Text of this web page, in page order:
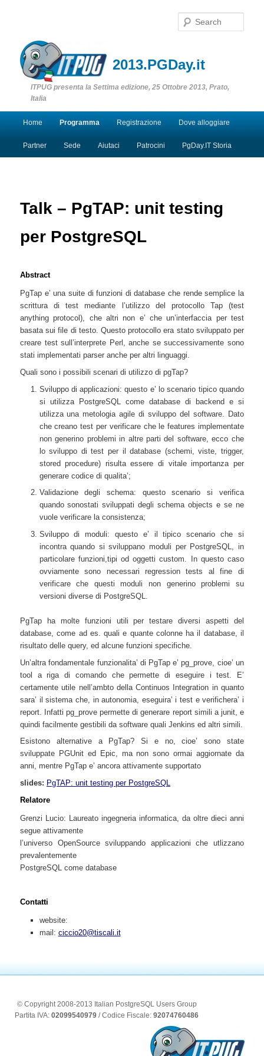
2013.PGDay.it
ITPUG presenta la Settima edizione, 25 Ottobre 2013, Prato,
Italia
Skip to primary content
Skip to secondary content
Home Programma Registrazione Dove alloggiare
Partner Sede Aiutaci Patrocini PgDay.IT Storia
Talk – PgTAP: unit testing
per PostgreSQL
Abstract
PgTap e’ una suite di funzioni di database che rende semplice la
scrittura di test mediante l’utilizzo del protocollo Tap (test
anything protocol), che altri non e’ che un’interfaccia per test
basata sui file di testo. Questo protocollo era stato sviluppato per
creare test sull’interprete Perl, anche se successivamente sono
stati implementati parser anche per altri linguaggi.
Quali sono i possibili scenari di utilizzo di pgTap?
Sviluppo di applicazioni: questo e’ lo scenario tipico quando
si utilizza PostgreSQL come database di backend e si
utilizza una metologia agile di sviluppo del software. Dato
che creano test per verificare che le features implementate
non generino problemi in altre parti del software, ecco che
lo sviluppo di test per il database (schemi, viste, trigger,
stored procedure) risulta essere di vitale importanza per
generare codice di qualita’;
Validazione degli schema: questo scenario si verifica
quando sonostati sviluppati degli schema objects e se ne
vuole verificare la consistenza;
Sviluppo di moduli: questo e’ il tipico scenario che si
incontra quando si sviluppano moduli per PostgreSQL, in
particolare funzioni,tipi od oggetti custom. In questo caso
ovviamente sono necessari regression tests al fine di
verificare che questi moduli non generino problemi su
versioni diverse di PostgreSQL.
PgTap ha molte funzioni utili per testare diversi aspetti del
database, come ad es. quali e quante colonne ha il database, il
risultato delle query, ed alcune funzioni specifiche.
Un’altra fondamentale funzionalita’ di PgTap e’ pg_prove, cioe’ un
tool a riga di comando che permette di eseguire i test. E’
certamente utile nell’ambto della Continuos Integration in quanto
sara’ il sistema che, in autonomia, eseguira’ i test e verifichera’ i
report. Infatti pg_prove permette di generare report simili a junit, e
quindi facilmente gestibili da software quali Jenkins ed altri simili.
Esistono alternative a PgTap? Si e no, cioe’ sono state
sviluppate PGUnit ed Epic, ma non sono ormai aggiornate da
anni, mentre PgTap e’ ancora attivamente supportato
slides: PgTAP: unit testing per PostgreSQL
Relatore
Grenzi Lucio: Laureato ingegneria informatica, da oltre dieci anni
segue attivamente
l’universo OpenSource sviluppando applicazioni che utlizzano
prevalentemente
PostgreSQL come database
Contatti
website:
mail: ciccio20@tiscali.it
© Copyright 2008-2013 Italian PostgreSQL Users Group
Partita IVA: 02099540979 / Codice Fiscale: 92074760486